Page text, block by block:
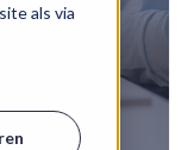
als via